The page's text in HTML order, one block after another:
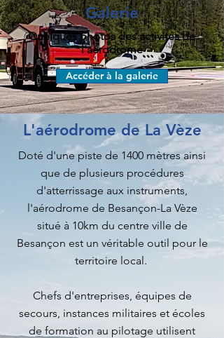
Galerie
Quelques photos des activités de
l'aérodrome
Accéder à la galerie
L'aérodrome de La Vèze
Doté d'une piste de 1400 mètres ainsi
que de plusieurs procédures
d'atterrissage aux instruments,
l'aérodrome de Besançon-La Vèze
situé à 10km du centre ville de
Besançon est un véritable outil pour le
territoire local.
Chefs d'entreprises, équipes de
secours, instances militaires et écoles
de formation au pilotage utilisent